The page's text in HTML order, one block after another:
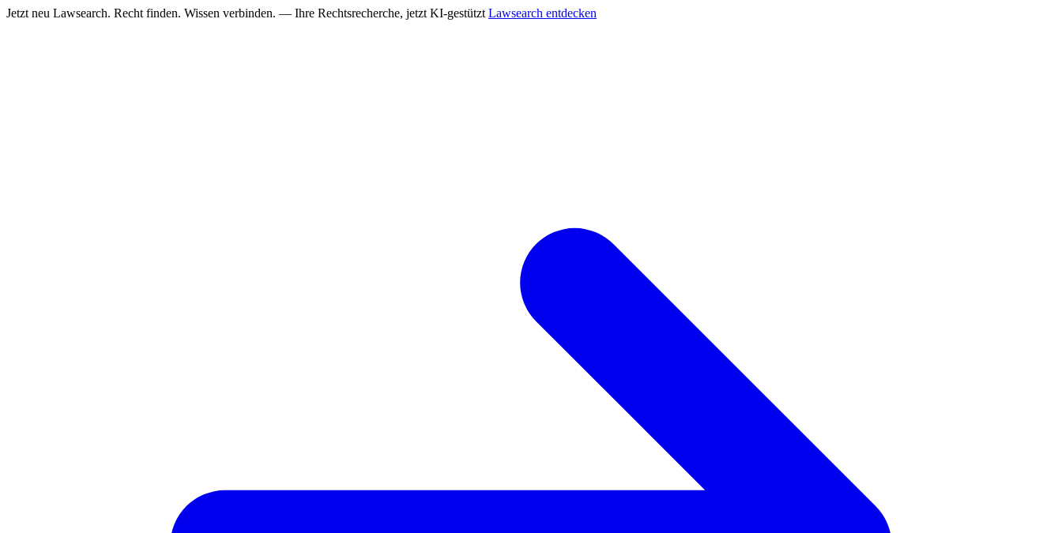
Jetzt neu Lawsearch. Recht finden. Wissen verbinden. — Ihre Rechtsrecherche, jetzt KI-gestützt Lawsearch entdecken